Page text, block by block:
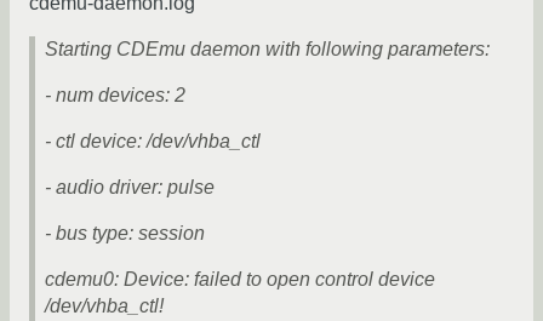
Starting CDEmu daemon with following parameters:
- num devices: 2
- ctl device: /dev/vhba_ctl
- audio driver: pulse
- bus type: session
cdemu0: Device: failed to open control device
/dev/vhba_ctl!